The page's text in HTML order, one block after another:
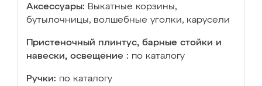
Аксессуары: Выкатные корзины,
бутылочницы, волшебные уголки, карусели
Пристеночный плинтус, барные стойки и
навески, освещение : по каталогу
Ручки: по каталогу